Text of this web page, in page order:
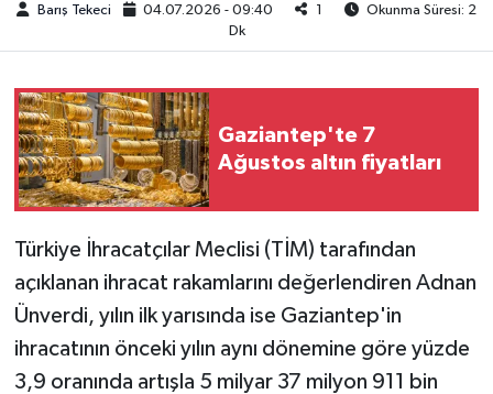
Barış Tekeci 04.07.2026 - 09:40 1
Okunma Süresi: 2
Dk
Gaziantep'te 7
Ağustos altın fiyatları
Türkiye İhracatçılar Meclisi (TİM) tarafından
açıklanan ihracat rakamlarını değerlendiren Adnan
Ünverdi, yılın ilk yarısında ise Gaziantep'in
ihracatının önceki yılın aynı dönemine göre yüzde
3,9 oranında artışla 5 milyar 37 milyon 911 bin
Siyaset
Teknoloji
Türkiye
Video Haber
Yeme-İçme